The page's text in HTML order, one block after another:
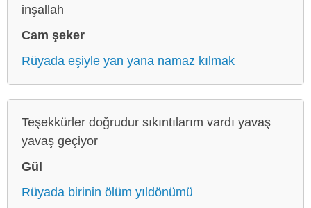
inşallah
Cam şeker
Rüyada eşiyle yan yana namaz kılmak
Teşekkürler doğrudur sıkıntılarım vardı yavaş
yavaş geçiyor
Gül
Rüyada birinin ölüm yıldönümü